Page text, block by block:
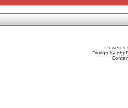
Powered
Design by